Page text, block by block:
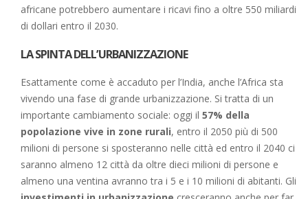
africane potrebbero aumentare i ricavi fino a oltre 550 miliardi
di dollari entro il 2030.
LA SPINTA DELL’URBANIZZAZIONE
Esattamente come è accaduto per l’India, anche l’Africa sta
vivendo una fase di grande urbanizzazione. Si tratta di un
importante cambiamento sociale: oggi il 57% della
popolazione vive in zone rurali, entro il 2050 più di 500
milioni di persone si sposteranno nelle città ed entro il 2040 ci
saranno almeno 12 città da oltre dieci milioni di persone e
almeno una ventina avranno tra i 5 e i 10 milioni di abitanti. Gli